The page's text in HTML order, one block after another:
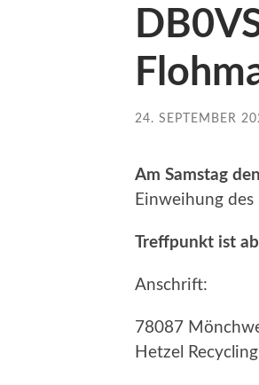
24. SEPTEMBER
Am Samstag
Einweihung
Treffpunkt ist
Anschrift:
78087
Hetzel